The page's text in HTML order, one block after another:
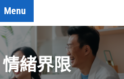
Menu
情緒界限